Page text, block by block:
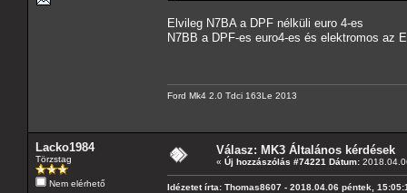
Elvileg N7BA a DPF nélküli euro 4-es
N7BB a DPF-es euro4-es és elektromos az
Ford Mk4 2.0 Tdci 163Le 2013
Lacko1984
Törzstag
Nem elérhető
Válasz: MK3 Általános kérdések
« Új hozzászólás #74221 Dátum:
Idézetet írta: Thomas8607 - 2018.04.06 péntek,